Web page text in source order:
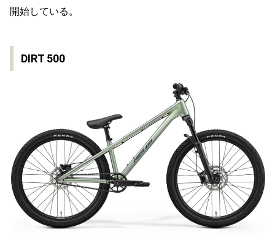
開始している。
DIRT 500